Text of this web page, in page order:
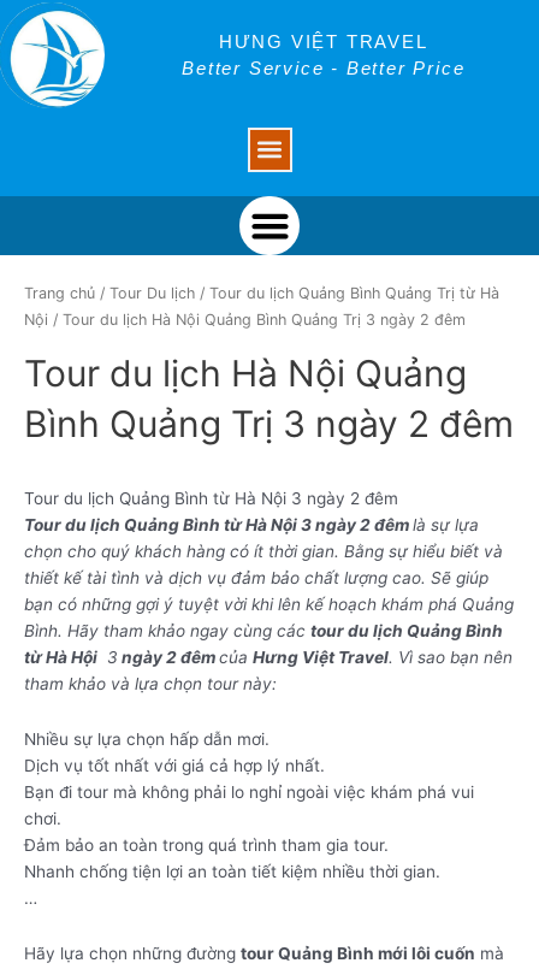
Skip
to
content
HƯNG VIỆT TRAVEL
Better Service - Better Price
Menu
Trang chủ / Tour Du lịch / Tour du lịch Quảng Bình Quảng Trị từ Hà
Nội / Tour du lịch Hà Nội Quảng Bình Quảng Trị 3 ngày 2 đêm
Tour du lịch Hà Nội Quảng
Bình Quảng Trị 3 ngày 2 đêm
Tour du lịch Quảng Bình từ Hà Nội 3 ngày 2 đêm
Tour du lịch Quảng Bình từ Hà Nội 3 ngày 2 đêmlà sự lựa
chọn cho quý khách hàng có ít thời gian. Bằng sự hiểu biết và
thiết kế tài tình và dịch vụ đảm bảo chất lượng cao. Sẽ giúp
bạn có những gợi ý tuyệt vời khi lên kế hoạch khám phá Quảng
Bình. Hãy tham khảo ngay cùng các tour du lịch Quảng Bình
từ Hà Hội 3 ngày 2 đêmcủa Hưng Việt Travel. Vì sao bạn nên
tham khảo và lựa chọn tour này:
Nhiều sự lựa chọn hấp dẫn mơi.
Dịch vụ tốt nhất với giá cả hợp lý nhất.
Bạn đi tour mà không phải lo nghỉ ngoài việc khám phá vui
chơi.
Đảm bảo an toàn trong quá trình tham gia tour.
Nhanh chống tiện lợi an toàn tiết kiệm nhiều thời gian.
…
Hãy lựa chọn những đường tour Quảng Bình mới lôi cuốn mà